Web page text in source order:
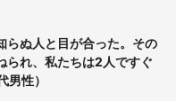
らぬ人と目が合った。その
られ、私たちは2人ですぐ
性）